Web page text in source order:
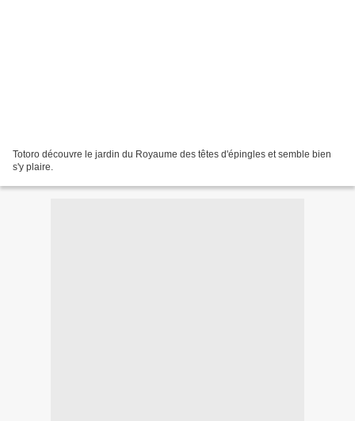
Totoro découvre le jardin du Royaume des têtes d'épingles et semble bien
s'y plaire.